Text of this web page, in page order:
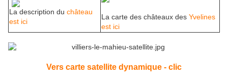
La description du château
est ici
La carte des châteaux des Yvelines
est ici
Vers carte satellite dynamique - clic